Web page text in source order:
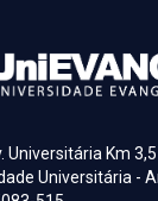
Universitária Km 3,5
Universitária -